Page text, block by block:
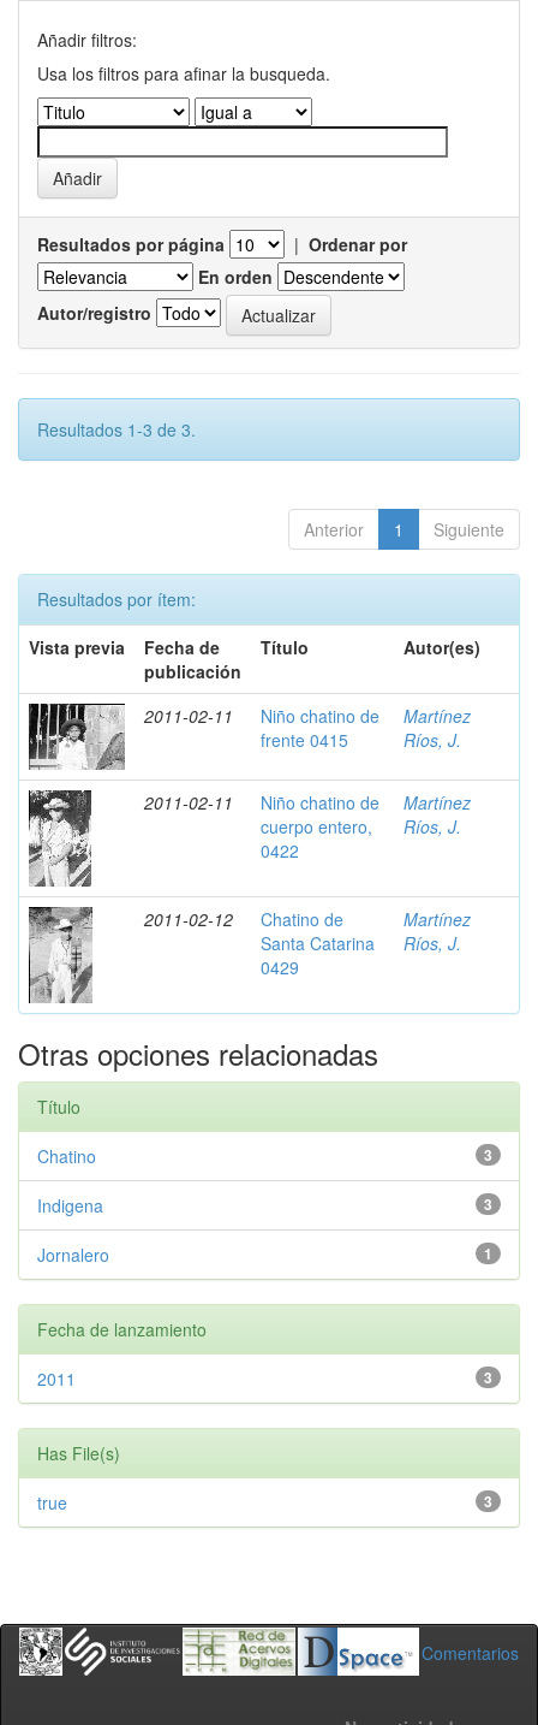
Añadir filtros:
Usa los filtros para afinar la busqueda.
Resultados por página | Ordenar por
En orden
Autor/registro
Resultados 1-3 de 3.
Anterior 1 Siguiente
Resultados por ítem:
Vista previa
Fecha de
publicación
Título Autor(es)
2011-02-11
Niño chatino de
frente 0415
Martínez
Ríos, J.
2011-02-11
Niño chatino de
cuerpo entero,
0422
Martínez
Ríos, J.
2011-02-12
Chatino de
Santa Catarina
0429
Martínez
Ríos, J.
Otras opciones relacionadas
Título
3
Chatino
3
Indigena
1
Jornalero
Fecha de lanzamiento
3
2011
Has File(s)
3
true
Comentarios